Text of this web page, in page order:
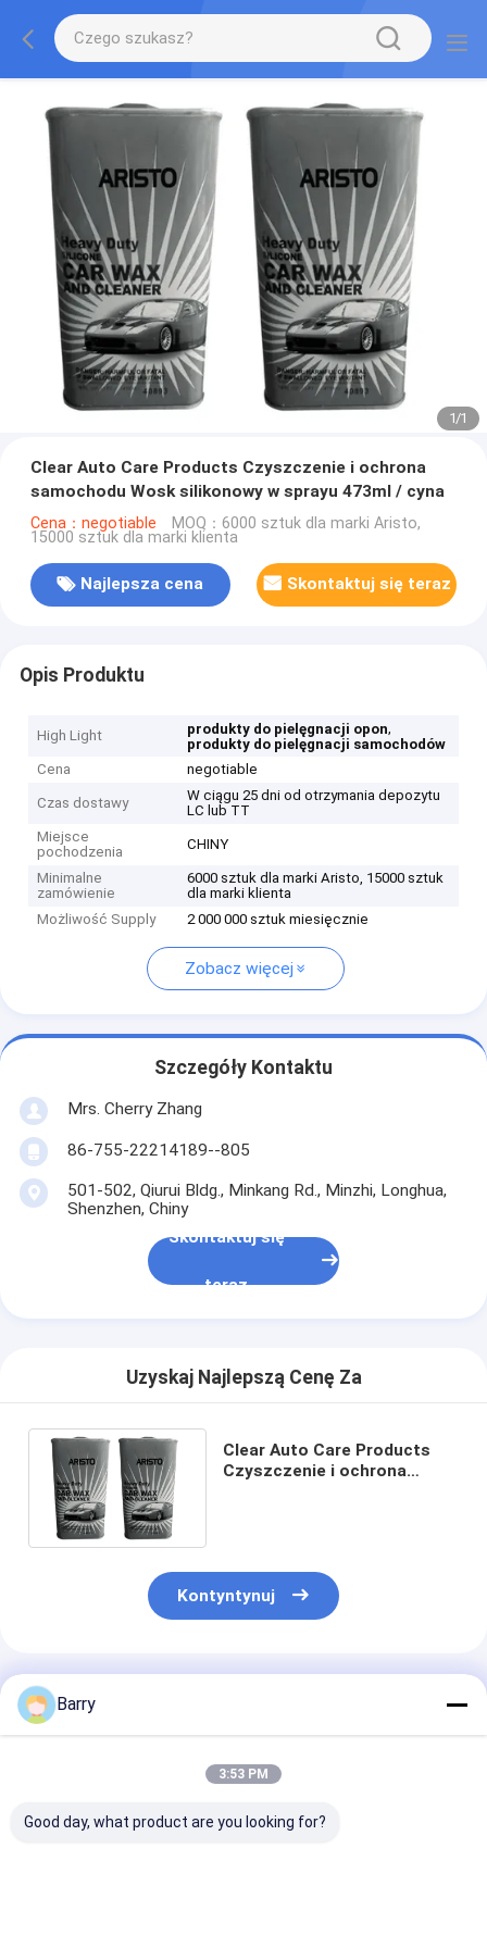
1/1
Clear Auto Care Products Czyszczenie i ochrona
samochodu Wosk silikonowy w sprayu 473ml / cyna
Cena：negotiable MOQ：6000 sztuk dla marki Aristo,
15000 sztuk dla marki klienta
Najlepsza cena Skontaktuj się teraz
Opis Produktu
High Light produkty do pielęgnacji opon,
produkty do pielęgnacji samochodów
Cena
negotiable
Czas dostawy
W ciągu 25 dni od otrzymania depozytu
LC lub TT
Miejsce
pochodzenia
CHINY
Minimalne
zamówienie
6000 sztuk dla marki Aristo, 15000 sztuk
dla marki klienta
Możliwość Supply
2 000 000 sztuk miesięcznie
Zobacz więcej
Szczegóły Kontaktu
Mrs. Cherry Zhang
86-755-22214189--805
501-502, Qiurui Bldg., Minkang Rd., Minzhi, Longhua,
Shenzhen, Chiny
Skontaktuj się
teraz
Uzyskaj Najlepszą Cenę Za
Clear Auto Care Products
Czyszczenie i ochrona
Kontyntynuj
Polecane Produkty
Barry
3:53 PM
Good day, what product are you looking for?